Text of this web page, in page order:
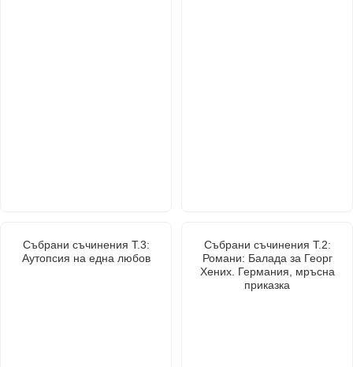
Събрани съчинения Т.3:
Аутопсия на една любов
Събрани съчинения Т.2:
Романи: Балада за Георг
Хених. Германия, мръсна
приказка